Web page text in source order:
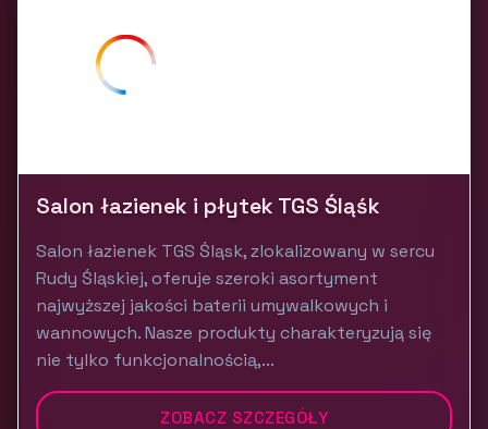
Salon łazienek i płytek TGS Śląśk
Salon łazienek TGS Śląsk, zlokalizowany w sercu
Rudy Śląskiej, oferuje szeroki asortyment
najwyższej jakości baterii umywalkowych i
wannowych. Nasze produkty charakteryzują się
nie tylko funkcjonalnością,...
ZOBACZ SZCZEGÓŁY